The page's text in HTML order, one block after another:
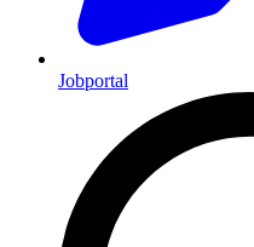
Jobportal